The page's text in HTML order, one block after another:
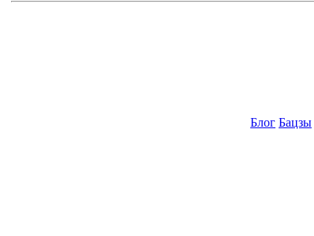
Блог Бацзы